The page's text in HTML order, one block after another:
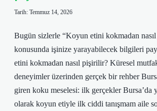
Tarih: Temmuz 14, 2026
Bugün sizlerle “Koyun etini kokmadan
konusunda işinize yarayabilecek bilgileri
etini kokmadan nasıl pişirilir? Küresel
deneyimler üzerinden gerçek bir rehber
giren koku meselesi: ilk gerçekler Bursa’da
olarak koyun etiyle ilk ciddi tanışmam aile